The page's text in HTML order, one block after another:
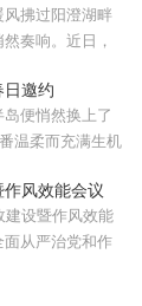
拂过阳澄湖畔
奏响。近日，
日邀约
便悄然换上了
温柔而充满生机
风效能会议
建设暨作风效能
从严治党和作